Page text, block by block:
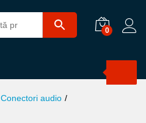
0
Conectori audio /